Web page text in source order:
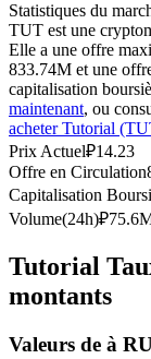
Copie de
Rejoignez les
Statistiques du
TUT est une
Elle a une offre
833.74M et une
capitalisation
maintenant, ou
acheter Tutorial
Prix Actuel₽14.23
Offre en Circulation
Capitalisation
Volume(24h)₽
Tutorial
montants
Valeurs de à